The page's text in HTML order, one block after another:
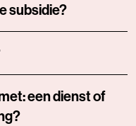
subsidie?
een dienst of